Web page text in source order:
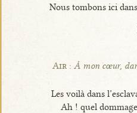
Nous tombons ici
Air :À mon cœur,
Les voilà dans
Ah ! quel